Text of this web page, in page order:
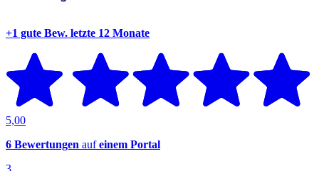
+1 gute Bew. letzte 12 Monate
5,00
6 Bewertungen aufeinem Portal
3.